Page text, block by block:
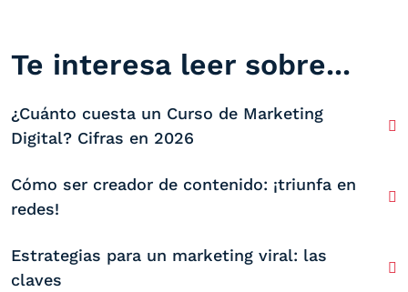
Te interesa leer sobre...
¿Cuánto cuesta un Curso de Marketing
Digital? Cifras en 2026
Cómo ser creador de contenido: ¡triunfa en
redes!
Estrategias para un marketing viral: las
claves